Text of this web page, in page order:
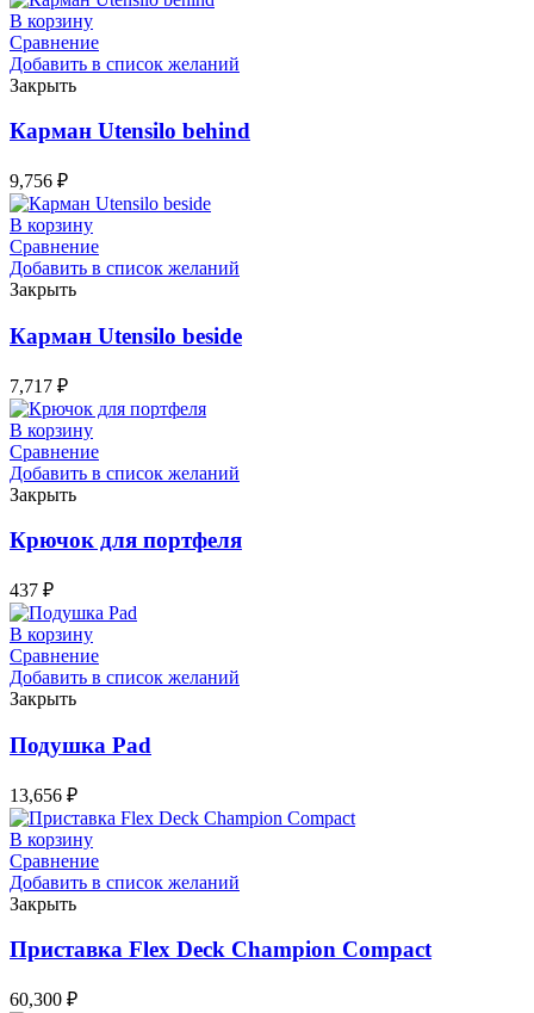
В корзину
Сравнение
Добавить в список желаний
Закрыть
Карман Utensilo behind
9,756 ₽
В корзину
Сравнение
Добавить в список желаний
Закрыть
Карман Utensilo beside
7,717 ₽
В корзину
Сравнение
Добавить в список желаний
Закрыть
Крючок для портфеля
437 ₽
В корзину
Сравнение
Добавить в список желаний
Закрыть
Подушка Pad
13,656 ₽
В корзину
Сравнение
Добавить в список желаний
Закрыть
Приставка Flex Deck Champion Compact
60,300 ₽